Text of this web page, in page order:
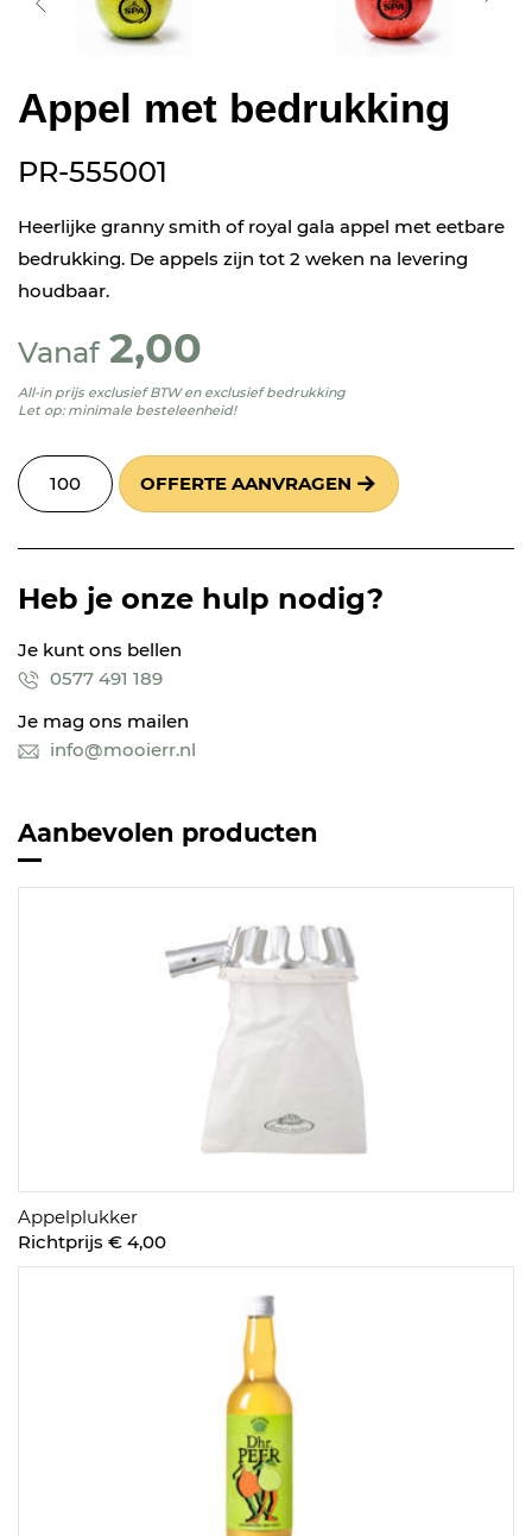
Appel met bedrukking
PR-555001
Heerlijke granny smith of royal gala appel met eetbare
bedrukking. De appels zijn tot 2 weken na levering
houdbaar.
Vanaf 2,00
All-in prijs exclusief BTW en exclusief bedrukking
Let op: minimale besteleenheid!
OFFERTE AANVRAGEN
Heb je onze hulp nodig?
Je kunt ons bellen
0577 491 189
Je mag ons mailen
info@mooierr.nl
Aanbevolen producten
Appelplukker
Richtprijs € 4,00